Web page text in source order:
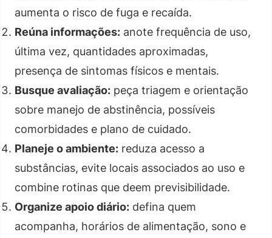
aumenta o risco de fuga e recaída.
Reúna informações: anote frequência de uso,
última vez, quantidades aproximadas,
presença de sintomas físicos e mentais.
Busque avaliação: peça triagem e orientação
sobre manejo de abstinência, possíveis
comorbidades e plano de cuidado.
Planeje o ambiente: reduza acesso a
substâncias, evite locais associados ao uso e
combine rotinas que deem previsibilidade.
Organize apoio diário: defina quem
acompanha, horários de alimentação, sono e